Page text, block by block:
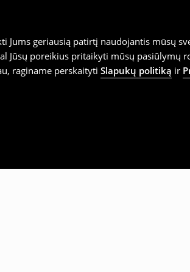
Jums geriausią patirtį naudojantis mūsų
Jūsų poreikius pritaikyti mūsų pasiūlymų
raginame perskaityti Slapukų politiką ir